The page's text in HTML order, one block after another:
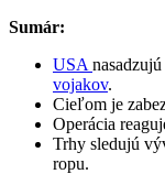
Sumár:
USA
vojakov.
Cieľom je
Operácia
Trhy sledujú
ropu.